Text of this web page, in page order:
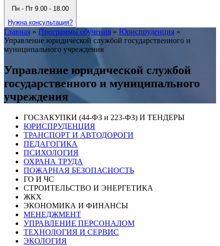
Пн - Пт 9.00 - 18.00
Нужна консультация?
Главная » Программы обучения » Юриспруденция »
Управление юридической службой государственного и
муниципального учреждения
Управление юридической службой
государственного и муниципального
учреждения
ГОСЗАКУПКИ (44-ФЗ и 223-ФЗ) И ТЕНДЕРЫ
ЮРИСПРУДЕНЦИЯ
ТРАНСПОРТ И АВТОДОРОГИ
ПЕДАГОГИКА
ПСИХОЛОГИЯ
ОХРАНА ТРУДА
ПОЖАРНАЯ БЕЗОПАСНОСТЬ
ГО И ЧС
СТРОИТЕЛЬСТВО И ЭНЕРГЕТИКА
ЖКХ
ЭКОНОМИКА И ФИНАНСЫ
МЕНЕДЖМЕНТ
УПРАВЛЕНИЕ ПЕРСОНАЛОМ
ТЕХНОЛОГИЯ И СЕРВИС
ЭКОЛОГИЯ